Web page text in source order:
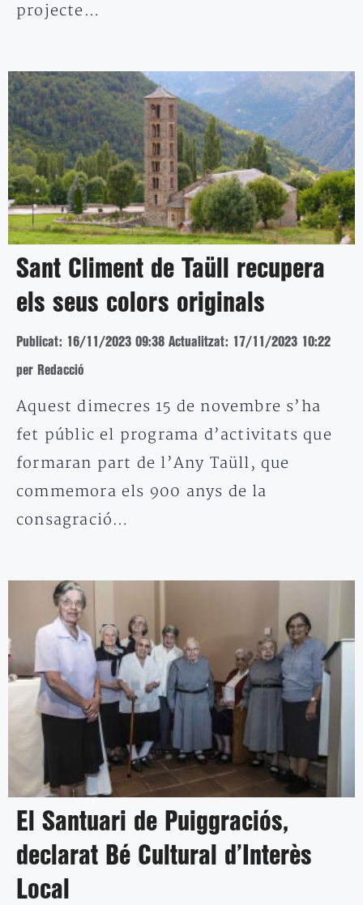
projecte…
Sant Climent de Taüll recupera
els seus colors originals
Publicat: 16/11/2023 09:38 Actualitzat: 17/11/2023 10:22
per Redacció
Aquest dimecres 15 de novembre s’ha
fet públic el programa d’activitats que
formaran part de l’Any Taüll, que
commemora els 900 anys de la
consagració…
El Santuari de Puiggraciós,
declarat Bé Cultural d’Interès
Local